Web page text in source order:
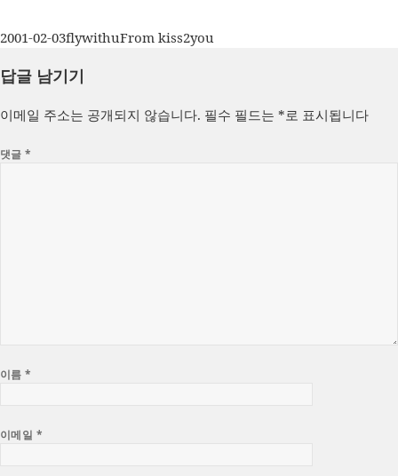
작
일
2001-02-03글
이
flywithu카
From kiss2you
답글 남기기
이메일 주소는 공개되지 않습니다. 필수 필드는 *로 표시됩니다
댓글*
이름*
이메일 *